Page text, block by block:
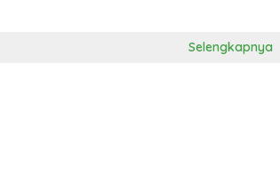
Selengkapnya